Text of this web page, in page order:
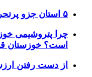
۵ استان جزو پرتحرک‌ترین اقتصاد‌های کشور
چرا پتروشیمی
است؟ خوزستان قطب۱
از دست رفتن